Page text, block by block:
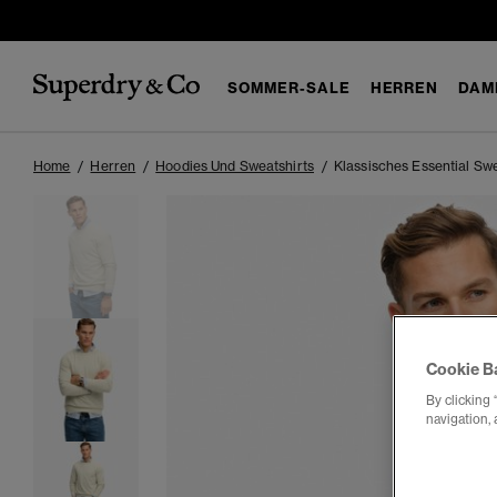
SOMMER-SALE HERREN
Home Herren Hoodies Und Sweatshirts Klassisches Essential
Cookie
By clicking
navigation,